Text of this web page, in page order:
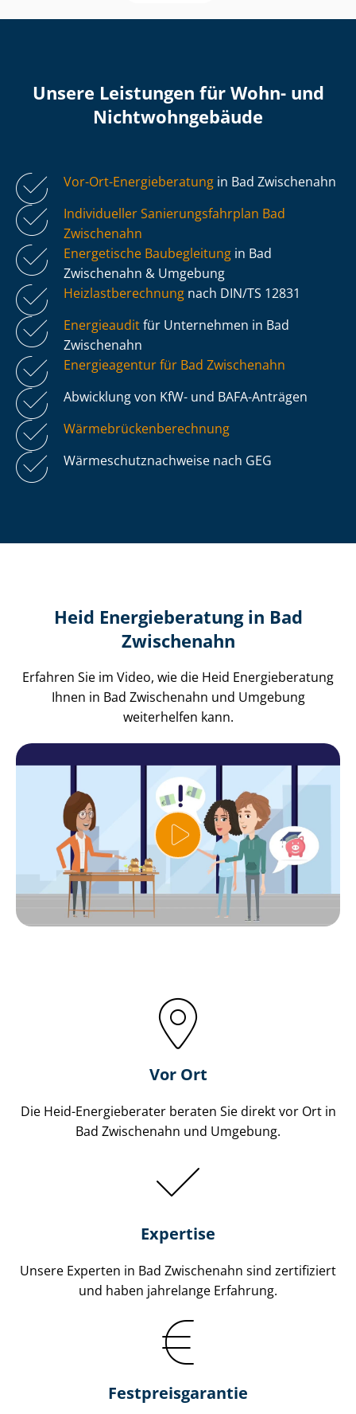
Unsere Leistungen für Wohn- und
Nicht­wohn­ge­bäu­de
Vor-Ort-Energieberatung in Bad Zwischenahn
Individueller Sa­nie­rungs­fahr­plan Bad
Zwischenahn
Energetische Baubegleitung in Bad
Zwischenahn & Umgebung
Heiz­last­be­rech­nung nach DIN/TS 12831
Energieauditfür Unternehmen in Bad
Zwischenahn
Energieagentur für Bad Zwischenahn
Abwicklung von KfW- und BAFA-Anträgen
Wär­me­brü­cken­be­rech­nung
Wär­me­schutz­nach­wei­se nach GEG
Heid Energieberatung in Bad
Zwischenahn
Erfahren Sie im Video, wie die Heid Energieberatung
Ihnen in Bad Zwischenahn und Umgebung
weiterhelfen kann.
Vor Ort
Die Heid-Energieberater beraten Sie direkt vor Ort in
Bad Zwischenahn und Umgebung.
Expertise
Unsere Experten in Bad Zwischenahn sind zertifiziert
und haben jahrelange Erfahrung.
Fest­preis­ga­ran­tie